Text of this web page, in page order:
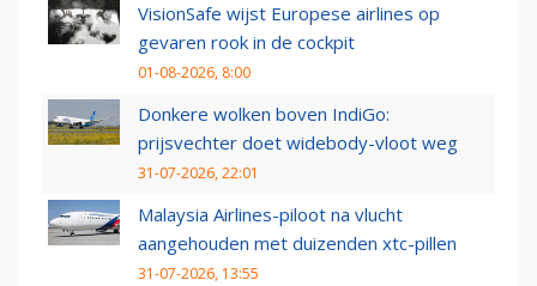
VisionSafe wijst Europese airlines op
gevaren rook in de cockpit
01-08-2026, 8:00
Donkere wolken boven IndiGo:
prijsvechter doet widebody-vloot weg
31-07-2026, 22:01
Malaysia Airlines-piloot na vlucht
aangehouden met duizenden xtc-pillen
31-07-2026, 13:55